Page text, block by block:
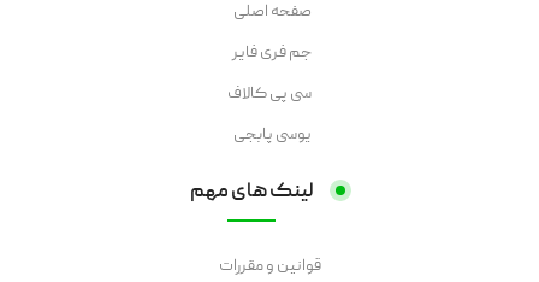
صفحه اصلی
جم فری فایر
سی پی کالاف
یوسی پابجی
لینک های مهم
قوانین و مقررات